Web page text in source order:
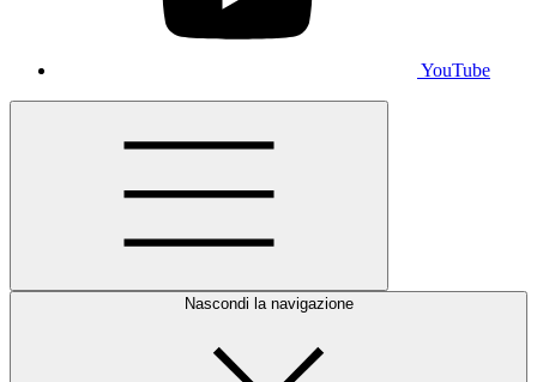
YouTube
Nascondi la navigazione